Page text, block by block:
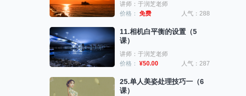
讲师：于润芝老师
价格： 免费 人气：288
11.相机白平衡的设置（5
课）
讲师：于润芝老师
价格： ¥50.00 人气：287
25.单人美姿处理技巧一（6
课）